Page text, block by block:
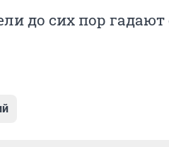
до сих пор